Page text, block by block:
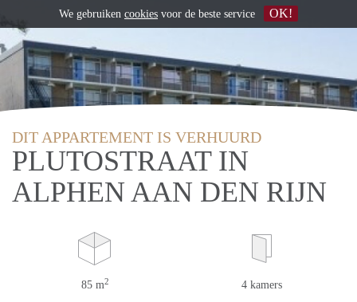
DIT APPARTEMENT IS VERHUURD
PLUTOSTRAAT IN
ALPHEN AAN DEN RIJN
85 m2 4 kamers
We gebruiken cookies voor de beste service OK!